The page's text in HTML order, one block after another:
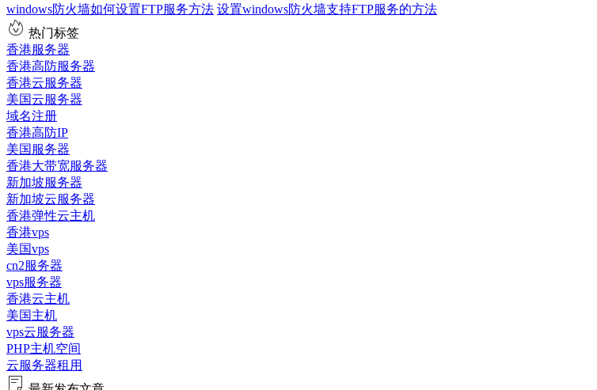
windows防火墙如何设置FTP服务方法 设置windows防火墙支持FTP服务的方法
热门标签
香港服务器
香港高防服务器
香港云服务器
美国云服务器
域名注册
香港高防IP
美国服务器
香港大带宽服务器
新加坡服务器
新加坡云服务器
香港弹性云主机
香港vps
美国vps
cn2服务器
vps服务器
香港云主机
美国主机
vps云服务器
PHP主机空间
云服务器租用